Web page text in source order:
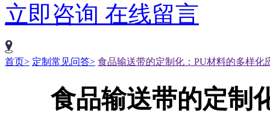
立即咨询 在线留言
首页> 定制常见问答> 食品输送带的定制化：PU材料的多样化
食品输送带的定制